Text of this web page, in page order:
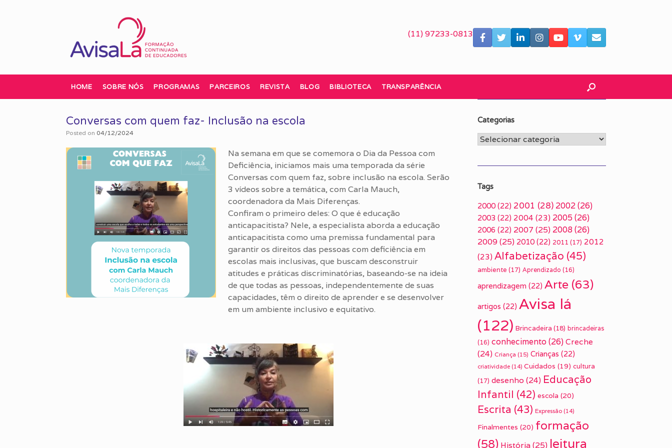
(11) 97233-0813
HOME SOBRE NÓS PROGRAMAS PARCEIROS REVISTA BLOG BIBLIOTECA TRANSPARÊNCIA
Conversas com quem faz- Inclusão na escola
Posted on 04/12/2024
Na semana em que se comemora o Dia da Pessoa com
Deficiência, iniciamos mais uma temporada da série
Conversas com quem faz, sobre inclusão na escola. Serão
3 vídeos sobre a temática, com Carla Mauch,
coordenadora da Mais Diferenças.
Confiram o primeiro deles: O que é educação
anticapacitista? Nele, a especialista aborda a educação
anticapacitista como uma premissa fundamental para
garantir os direitos das pessoas com deficiência em
escolas mais inclusivas, que buscam desconstruir
atitudes e práticas discriminatórias, baseando-se na ideia
de que todas as pessoas, independentemente de suas
capacidades, têm o direito de aprender e se desenvolver
em um ambiente inclusivo e equitativo.
Categorias
Categorias
Tags
2000 (22) 2001 (28) 2002(26)
2003 (22) 2004 (23) 2005 (26)
2006 (22) 2007 (25) 2008(26)
2009(25) 2010 (22) 2011 (17) 2012
(23) Alfabetização (45)
ambiente (17) Aprendizado (16)
aprendizagem (22) Arte (63)
artigos (22) Avisa lá
(122) Brincadeira (18) brincadeiras
(16) conhecimento(26) Creche
(24) Criança (15) Crianças (22)
criatividade (14) Cuidados (19) cultura
(17) desenho (24) Educação
Infantil (42) escola (20)
Escrita (43) Expressão (14)
Finalmentes (20) formação
(58) História(25) leitura